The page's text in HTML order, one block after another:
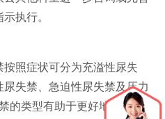
执行。
照症状可分为充溢性尿失
失禁、急迫性尿失禁及压力
的类型有助于更好地配合检查